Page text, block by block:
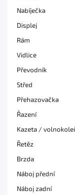
Nabíječka
Displej
Rám
Vidlice
Převodník
Střed
Přehazovačka
Řazení
Kazeta /
Řetěz
Brzda
Náboj přední
Náboj zadní